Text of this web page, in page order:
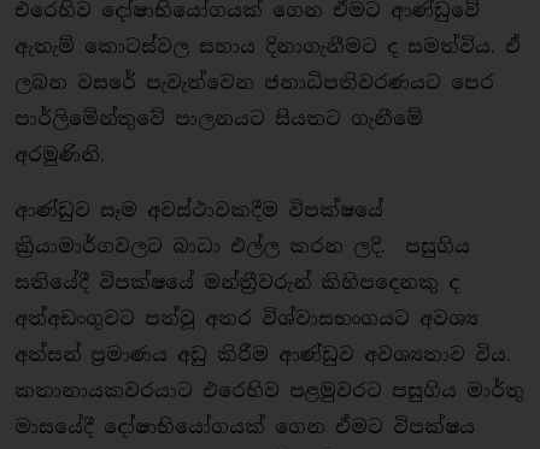
එරෙහිව දෝෂාභියෝගයක් ගෙන ඒමට ආණ්ඩුවේ
ඇතැම් කොටස්වල සහාය දිනාගැනීමට ද සමත්විය. ඒ
ලබන වසරේ පැවැත්වෙන ජනාධිපතිවරණයට පෙර
පාර්ලිමේන්තුවේ පාලනයට සියතට ගැනීමේ
අරමුණිනි.
ආණ්ඩුව සෑම අවස්ථාවකදීම විපක්ෂයේ
ක්‍රියාමාර්ගවලට බාධා එල්ල කරන ලදි. පසුගිය
සතියේදී විපක්ෂයේ මන්ත්‍රීවරුන් කිහිපදෙනකු ද
අත්අඩංගුවට පත්වූ අතර විශ්වාසභංගයට අවශ්‍ය
අත්සන් ප්‍රමාණය අඩු කිරීම ආණ්ඩුව අවශ්‍යතාව විය.
කතානායකවරයාට එරෙහිව පළමුවරට පසුගිය මාර්තු
මාසයේදී දෝෂාභියෝගයක් ගෙන ඒමට විපක්ෂය